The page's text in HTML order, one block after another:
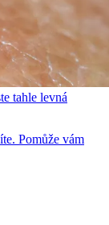
tahle levná
Pomůže vám